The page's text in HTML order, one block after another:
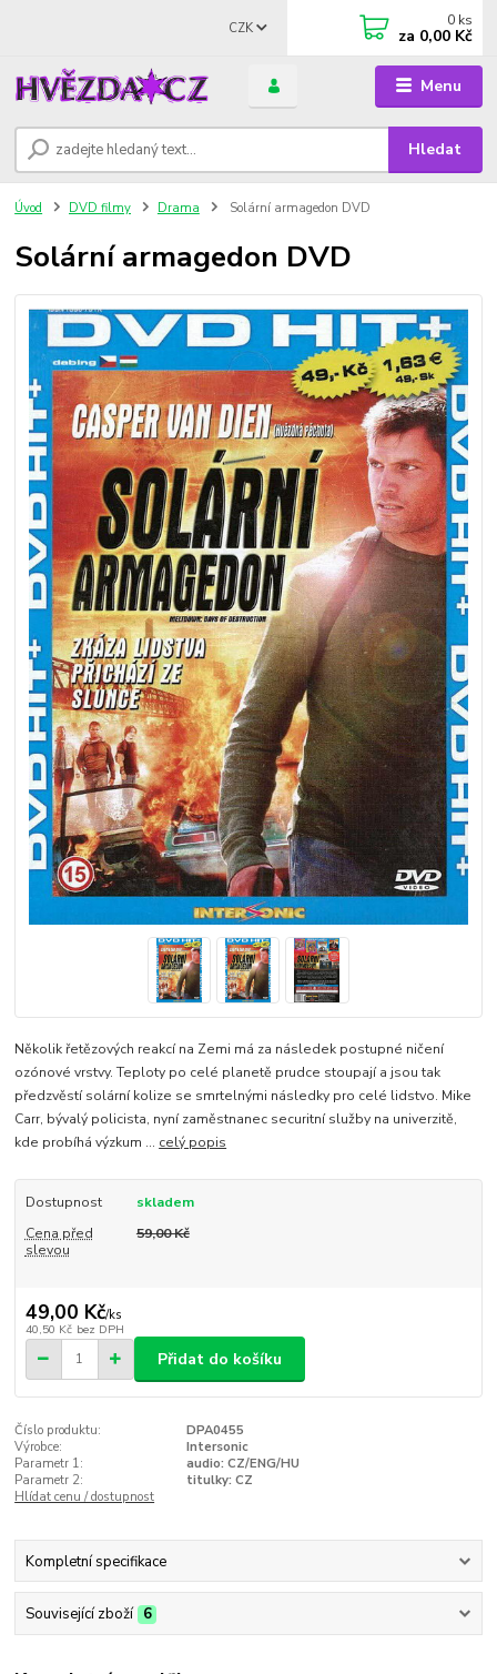
Menu
CZK
Hledat
0 ks
za 0,00 Kč
Úvod DVD filmy Drama Solární armagedon DVD
Solární armagedon DVD
Několik řetězových reakcí na Zemi má za následek postupné ničení
ozónové vrstvy. Teploty po celé planetě prudce stoupají a jsou tak
předzvěstí solární kolize se smrtelnými následky pro celé lidstvo. Mike
Carr, bývalý policista, nyní zaměstnanec securitní služby na univerzitě,
kde probíhá výzkum ... celý popis
Dostupnost
skladem
Cena před
slevou
59,00 Kč
49,00 Kč/ks
40,50 Kč bez DPH
Přidat do košíku
Číslo produktu:
DPA0455
Výrobce:
Intersonic
Parametr 1:
audio: CZ/ENG/HU
Parametr 2:
titulky: CZ
Hlídat cenu / dostupnost
Kompletní specifikace
Související zboží 6